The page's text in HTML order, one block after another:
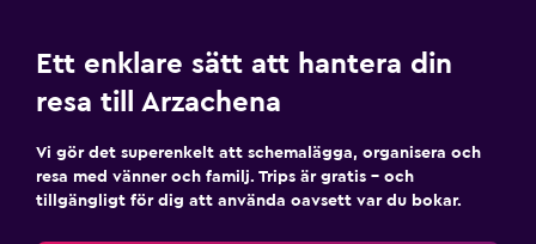
Tillgänglighet och lämplighet
Rökningsområden
Rökfria rum tillgängliga
Husdjur får medtagas vid förfrågan. Kostnader kan
Ett enklare sätt att hantera din
resa till Arzachena
Vi gör det superenkelt att schemalägga, organisera och
resa med vänner och familj. Trips är gratis – och
tillgängligt för dig att använda oavsett var du bokar.